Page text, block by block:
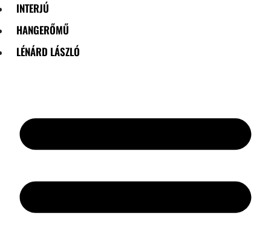
INTERJÚ
HANGERŐMŰ
LÉNÁRD LÁSZLÓ